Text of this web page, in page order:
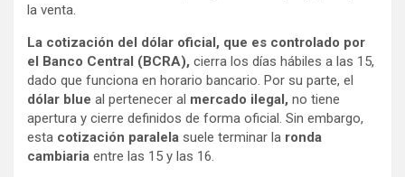
la venta.
La cotización del dólar oficial, que es controlado por
el Banco Central (BCRA), cierra los días hábiles a las 15,
dado que funciona en horario bancario. Por su parte, el
dólar blue al pertenecer al mercado ilegal, no tiene
apertura y cierre definidos de forma oficial. Sin embargo,
esta cotización paralela suele terminar la ronda
cambiaria entre las 15 y las 16.